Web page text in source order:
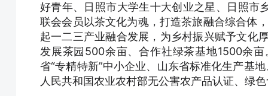
好青年、日照市大学生十大创业之星、日照市
联会会员以茶文化为魂，打造茶旅融合综合体
起一二三产业融合发展，为乡村振兴赋予文化
发展茶园500余亩、合作社绿茶基地1500余
省“专精特新”中小企业、山东省标准化生产基
人民共和国农业农村部无公害农产品认证、绿